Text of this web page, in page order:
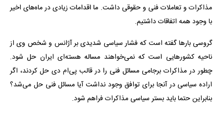
مذاکرات و تعاملات فنی و حقوقی داشت. ما اقدامات زیادی در ماه‌های اخیر
با وجود همه اتفاقات داشتیم.
گروسی بارها گفته است که فشار سیاسی شدیدی بر آژانس و شخص وی از
ناحیه کشورهایی است که نمی‌خواهند مساله هسته‌ای ایران حل شود.
چطور در مذاکرات برجامی مسائل فنی را در قالب پی‌ام دی حل کردند، اگر
اراده سیاسی در آنجا برای توافق وجود نداشت آیا مسائل فنی حل می‌شد؟
بنابراین حتما باید بستر سیاسی مذاکرات فراهم شود.